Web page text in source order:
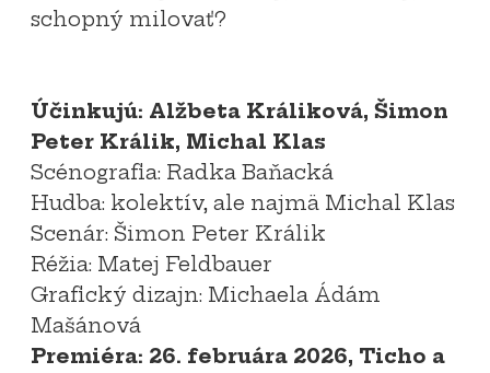
schopný milovať?
Účinkujú: Alžbeta Králiková, Šimon
Peter Králik, Michal Klas
Scénografia: Radka Baňacká
Hudba: kolektív, ale najmä Michal Klas
Scenár: Šimon Peter Králik
Réžia: Matej Feldbauer
Grafický dizajn: Michaela Ádám
Mašánová
Premiéra: 26. februára 2026, Ticho a